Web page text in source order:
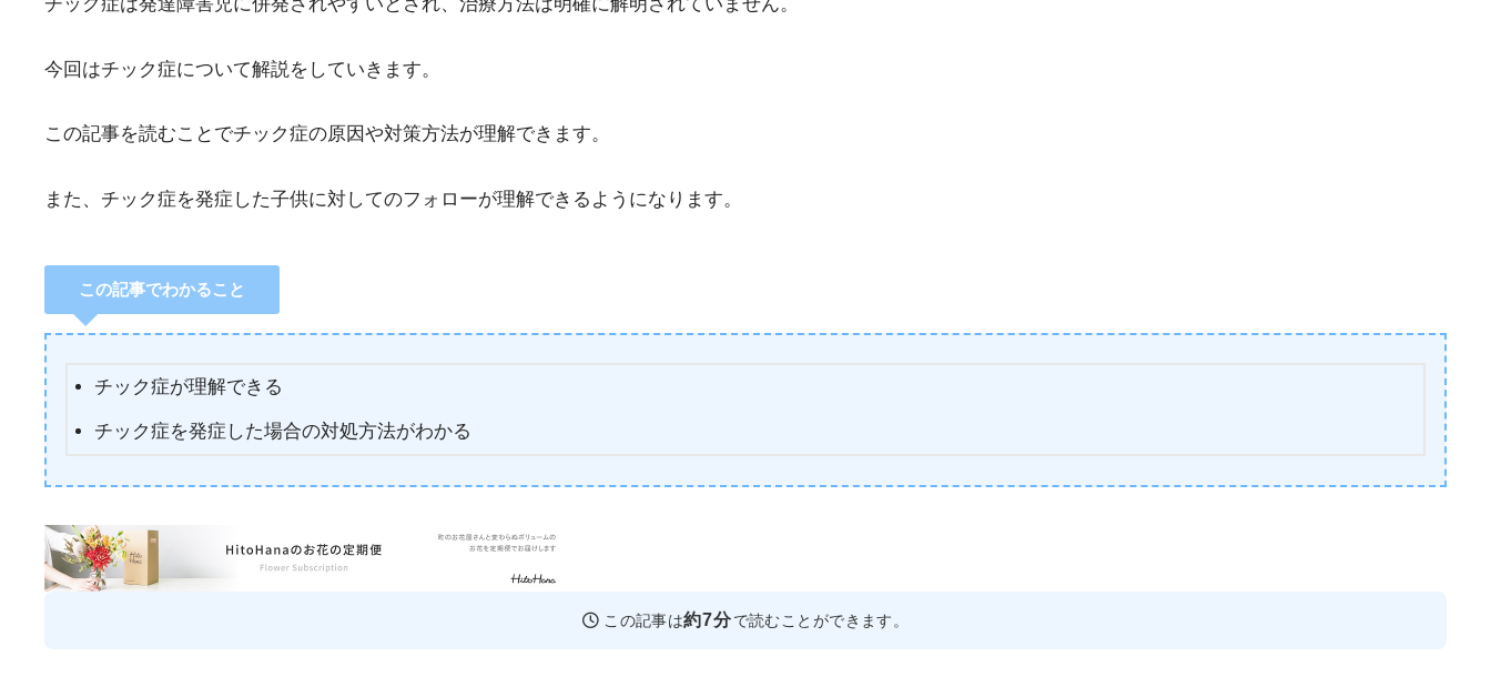
今回はチック症について解説をしていきます。
この記事を読むことでチック症の原因や対策方法が理解できます。
また、チック症を発症した子供に対してのフォローが理解できるようになります。
この記事でわかること
チック症が理解できる
チック症を発症した場合の対処方法がわかる
この記事は約7分で読むことができます。